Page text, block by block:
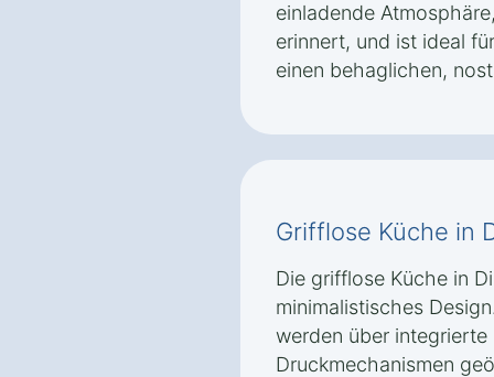
einladende
erinnert, und ist ideal
einen behaglichen,
Grifflose Küche in
Die grifflose Küche in
minimalistisches
werden über
Druckmechanismen